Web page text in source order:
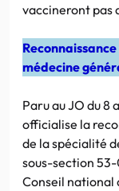
vaccineront pas
médecine
Paru au JO du 8
officialise la
de la spécialité
sous-section
Conseil national